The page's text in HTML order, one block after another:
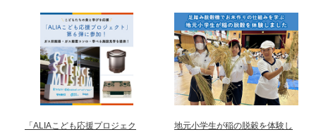
「ALIAこども応援プロジェク
地元小学生が稲の脱穀を体験し